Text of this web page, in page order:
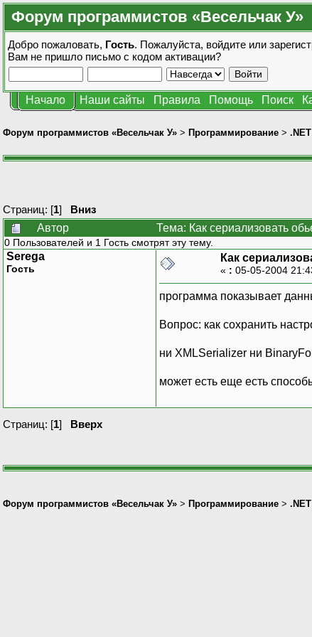
Форум программистов «Весельчак У»
Добро пожаловать, Гость. Пожалуйста, войдите или
Вам не пришло письмо с кодом активации?
Начало Наши сайты Правила Помощь Поиск
Форум программистов «Весельчак У» > Программирование >
Страниц: [1] Вниз
Автор
Тема: Как сериализовать
0 Пользователей и 1 Гость смотрят эту тему.
Serega
Гость
Как
« : 05-05-2004
программа показывает
Вопрос: как сохранить
ни XMLSerializer ни
может есть еще есть
Страниц: [1] Вверх
Форум программистов «Весельчак У» > Программирование >